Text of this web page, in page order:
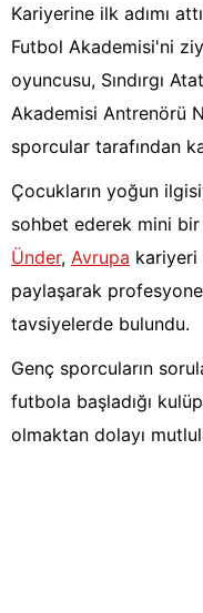
Kariyerine ilk adımı
Futbol Akademisi'ni
oyuncusu, Sındırgı
Akademisi Antrenörü
sporcular tarafından
Çocukların yoğun
sohbet ederek mini
Ünder, Avrupa kariyeri
paylaşarak
tavsiyelerde bulundu.
Genç sporcuların
futbola başladığı
olmaktan dolayı